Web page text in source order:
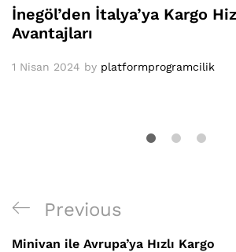
İnegöl’den İtalya’ya Kargo
Avantajları
1 Nisan 2024 by platformprogramcilik
Yazı
gezinmesi
Previous
Post
Previous
Minivan ile Avrupa’ya Hızlı Kargo